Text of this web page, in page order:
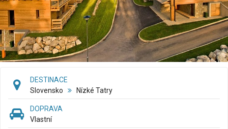
DESTINACE
Slovensko
Nízké Tatry
DOPRAVA
Vlastní